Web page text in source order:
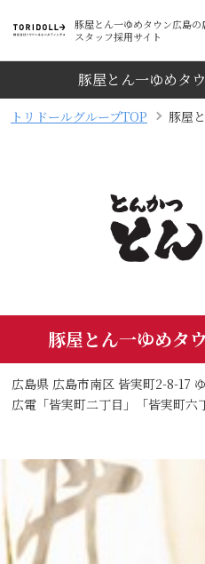
豚屋とん一ゆめタウン広島
スタッフ採用サイト
豚屋とん一ゆめタ
トリドールグループTOP 豚屋
豚屋とん一ゆめタ
広島県 広島市南区 皆実町2-8-17
広電「皆実町二丁目」「皆実町六